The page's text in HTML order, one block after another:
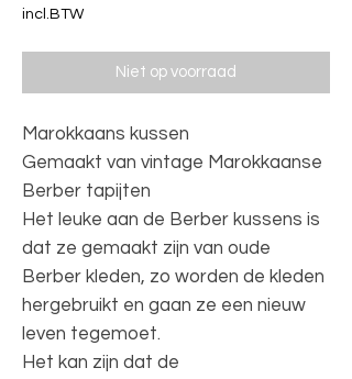
incl.BTW
Niet op voorraad
Marokkaans kussen
Gemaakt van vintage Marokkaanse
Berber tapijten
Het leuke aan de Berber kussens is
dat ze gemaakt zijn van oude
Berber kleden, zo worden de kleden
hergebruikt en gaan ze een nieuw
leven tegemoet.
Het kan zijn dat de